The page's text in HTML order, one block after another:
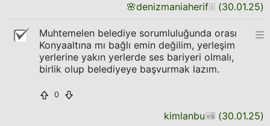
🌸denizmaniaherif (30.01.25)
Muhtemelen belediye sorumluluğunda orası
Konyaaltına mı bağlı emin değilim, yerleşim
yerlerine yakın yerlerde ses bariyeri olmalı,
birlik olup belediyeye başvurmak lazım.
0
kimlanbu (30.01.25)